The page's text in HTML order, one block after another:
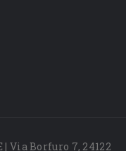
| Via Borfuro 7, 24122